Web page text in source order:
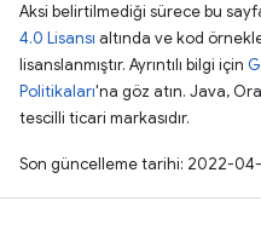
Aksi belirtilmediği sürece bu
4.0 Lisansı altında ve kod
lisanslanmıştır. Ayrıntılı bilgi için
Politikaları'na göz atın. Java,
tescilli ticari markasıdır.
Son güncelleme tarihi: 2022-04-